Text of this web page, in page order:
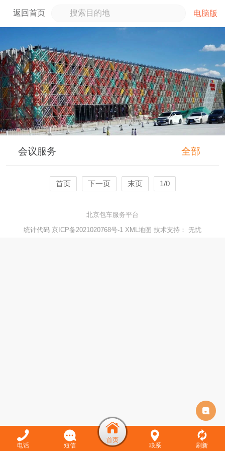
返回首页 电脑版
会议服务 全部
首页 下一页 末页 1/0
客
北京包车服务平台
统计代码 京ICP备2021020768号-1 XML地图 技术支持： 无忧
电话 短信 联系 刷新